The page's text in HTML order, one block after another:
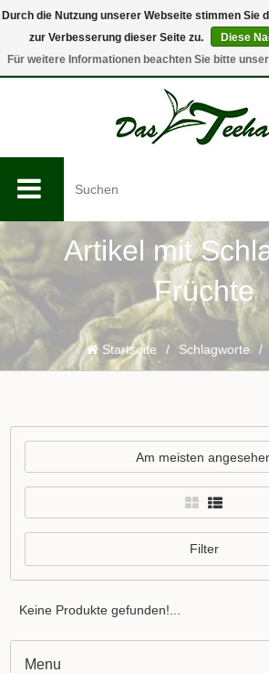
0
Artikel mit
Früchte
Startseite / Schlagworte /
Am meisten
Filter
Keine Produkte gefunden!...
Menu
Durch die Nutzung unserer Webseite stimmen Sie
zur Verbesserung dieser Seite zu.
Diese
Für weitere Informationen beachten Sie bitte